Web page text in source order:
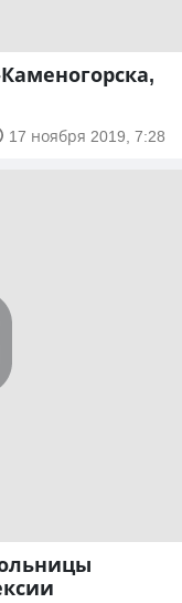
17 ноября 2019, 7:28